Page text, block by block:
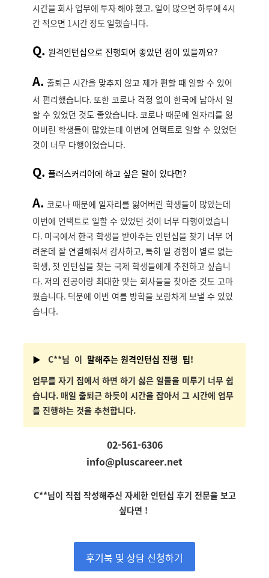
시간을 회사 업무에 투자 해야 했고. 일이 많으면 하루에 4시
간 적으면 1시간 정도 일했습니다.
Q. 원격인턴십으로 진행되어 좋았던 점이 있을까요?
A. 출퇴근 시간을 맞추지 않고 제가 편할 때 일할 수 있어
서 편리했습니다. 또한 코로나 걱정 없이 한국에 남아서 일
할 수 있었던 것도 좋았습니다. 코로나 때문에 일자리를 잃
어버린 학생들이 많았는데 이번에 언택트로 일할 수 있었던
것이 너무 다행이었습니다.
Q. 플러스커리어에 하고 싶은 말이 있다면?
A. 코로나 때문에 일자리를 잃어버린 학생들이 많았는데
이번에 언택트로 일할 수 있었던 것이 너무 다행이었습니
다. 미국에서 한국 학생을 받아주는 인턴십을 찾기 너무 어
려운데 잘 연결해줘서 감사하고, 특히 일 경험이 별로 없는
학생, 첫 인턴십을 찾는 국제 학생들에게 추천하고 싶습니
다. 저의 전공이랑 최대한 맞는 회사들을 찾아준 것도 고마
웠습니다. 덕분에 이번 여름 방학을 보람차게 보낼 수 있었
습니다.
▶ C**님 이 말해주는 원격인턴십 진행 팁!
업무를 자기 집에서 하면 하기 싫은 일들을 미루기 너무 쉽
습니다. 매일 출퇴근 하듯이 시간을 잡아서 그 시간에 업무
를 진행하는 것을 추천합니다.
02-561-6306
info@pluscareer.net
C**님이 직접 작성해주신 자세한 인턴십 후기 전문을 보고
싶다면 !
후기북 및 상담 신청하기